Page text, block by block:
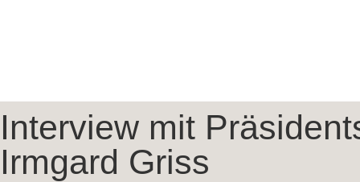
Interview mit
Irmgard Griss